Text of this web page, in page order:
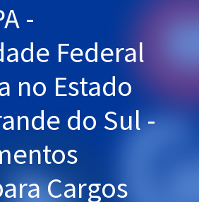
-
Federal
no Estado
do Sul -
Cargos